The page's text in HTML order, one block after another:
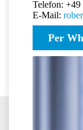
Telefon:
E-Mail:
Per